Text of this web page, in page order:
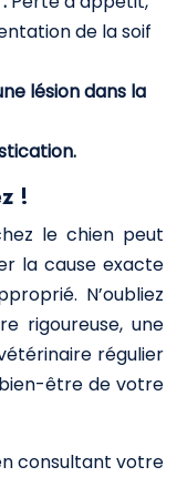
de la soif
lésion dans la
!
le chien peut
la cause exacte
N’oubliez
rigoureuse, une
régulier
être de votre
consultant votre